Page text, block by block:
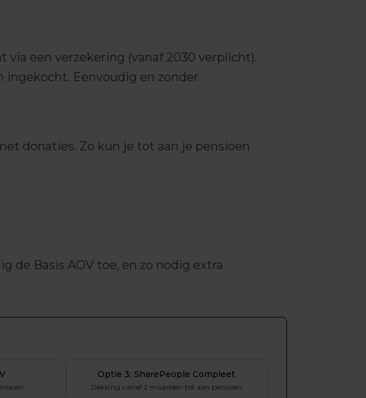
via een verzekering (vanaf 2030 verplicht).
ingekocht. Eenvoudig en zonder
donaties. Zo kun je tot aan je pensioen
de Basis AOV toe, en zo nodig extra
Optie 3: SharePeople Compleet
Dekking vanaf 2 maanden tot aan pensioen